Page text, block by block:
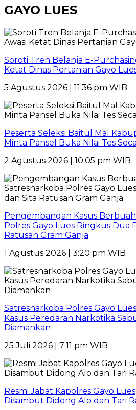
GAYO LUES
Soroti Tren Belanja E-
Ketat Dinas Pertanian Gayo
5 Agustus 2026 | 11:36 pm WIB
Peserta Seleksi Baitul Mal
Minta Pansel Buka Nilai Tes
2 Agustus 2026 | 10:05 pm WIB
Pengembangan Kasus
Polres Gayo Lues Ringkus Dua
Ratusan Gram Ganja
1 Agustus 2026 | 3:20 pm WIB
Satresnarkoba Polres Gayo
Kasus Peredaran Narkotika
Diamankan
25 Juli 2026 | 7:11 pm WIB
Resmi Jabat Kapolres Gayo
Disambut Didong Alo dan Tari